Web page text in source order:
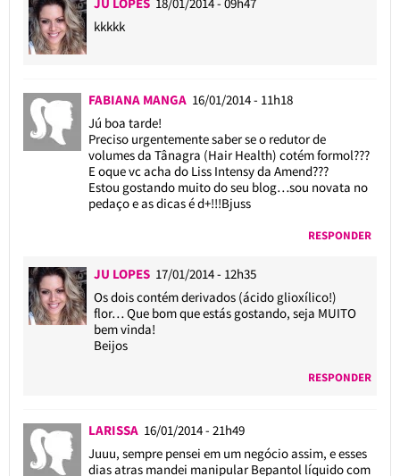
kkkkk
FABIANA MANGA 16/01/2014 - 11h18
Jú boa tarde!
Preciso urgentemente saber se o redutor de
volumes da Tânagra (Hair Health) cotém formol???
E oque vc acha do Liss Intensy da Amend???
Estou gostando muito do seu blog…sou novata no
pedaço e as dicas é d+!!!Bjuss
RESPONDER
JU LOPES 17/01/2014 - 12h35
Os dois contém derivados (ácido glioxílico!)
flor… Que bom que estás gostando, seja MUITO
bem vinda!
Beijos
RESPONDER
LARISSA 16/01/2014 - 21h49
Juuu, sempre pensei em um negócio assim, e esses
dias atras mandei manipular Bepantol líquido com